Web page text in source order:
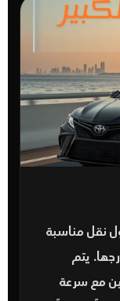
نقل مناسبة
يتم
مع سرعة